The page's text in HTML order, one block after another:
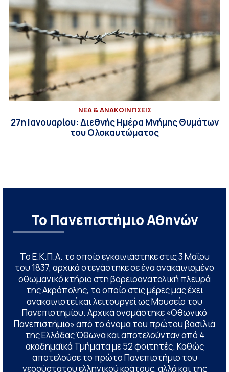
ΝΕΑ & ΑΝΑΚΟΙΝΩΣΕΙΣ
27η Ιανουαρίου: Διεθνής Ημέρα Μνήμης Θυμάτων
του Ολοκαυτώματος
Το Πανεπιστήμιο Αθηνών
Το Ε.Κ.Π.Α. το οποίο εγκαινιάστηκε στις 3 Μαΐου
του 1837, αρχικά στεγάστηκε σε ένα ανακαινισμένο
οθωμανικό κτήριο στη βορειοανατολική πλευρά
της Ακρόπολης, το οποίο στις μέρες μας έχει
ανακαινιστεί και λειτουργεί ως Μουσείο του
Πανεπιστημίου. Αρχικά ονομάστηκε «Οθωνικό
Πανεπιστήμιο» από το όνομα του πρώτου βασιλιά
της Ελλάδας Όθωνα και αποτελούνταν από 4
ακαδημαϊκά Τμήματα με 52 φοιτητές. Καθώς
αποτελούσε το πρώτο Πανεπιστήμιο του
νεοσύστατου ελληνικού κράτους, αλλά και της